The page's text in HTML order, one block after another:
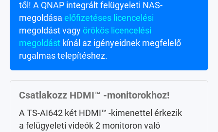
től! A QNAP integrált felügyeleti NAS-
megoldása előfizetéses licencelési
megoldást vagy örökös licencelési
megoldástkínál az igényeidnek megfelelő
rugalmas telepítéshez.
Csatlakozz HDMI™ -monitorokhoz!
A TS-AI642 két HDMI™ -kimenettel érkezik
a felügyeleti videók 2 monitoron való
fogadj riasztási eseményértesítéseket PC-
s vagy mobilos alkalmazásoktól!
Nagy kiterjedésű központi
menedzsment
NAS-t (a licencek külön kaphatók)
különböző helyszíneken aQVR Center
segítségével!